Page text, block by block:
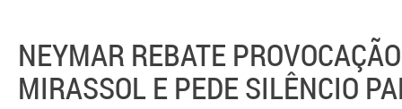
NEYMAR REBATE
MIRASSOL E PEDE SILÊNCIO